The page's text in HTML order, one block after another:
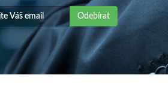
Odebírat